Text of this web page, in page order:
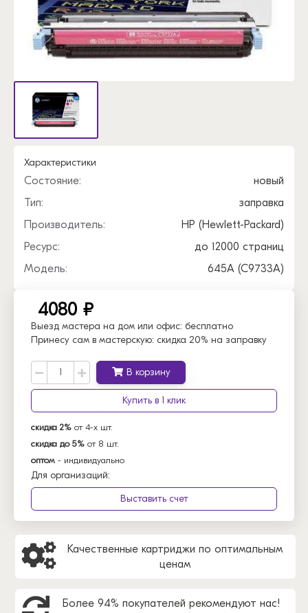
Характеристики
Состояние:
новый
Тип:
заправка
Производитель:
HP (Hewlett-Packard)
Ресурс:
до 12000 страниц
Модель:
645A (C9733A)
4080 ₽
Выезд мастера на дом или офис: бесплатно
Принесу сам в мастерскую: скидка 20% на заправку
В корзину
Купить в 1 клик
скидка 2% от 4-х шт.
скидка до 5% от 8 шт.
оптом - индивидуально
Для организаций:
Выставить счет
Качественные картриджи по оптимальным
ценам
Более 94% покупателей рекомендуют нас!